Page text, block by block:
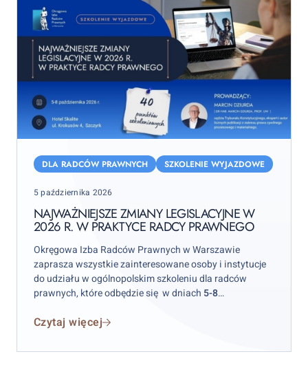
zmiany
2026
praktyce
radcy
prawnego
DLA RADCÓW PRAWNYCH SZKOLENIE WYJAZDOWE
Posted
5 października 2026
NAJWAŻNIEJSZE ZMIANY LEGISLACYJNE W
2026 R. W PRAKTYCE RADCY PRAWNEGO
Okręgowa Izba Radców Prawnych w Warszawie
zaprasza wszystkie zainteresowane osoby i instytucje
do udziału w ogólnopolskim szkoleniu dla radców
prawnych, które odbędzie się w dniach 5-8
Czytaj więcej